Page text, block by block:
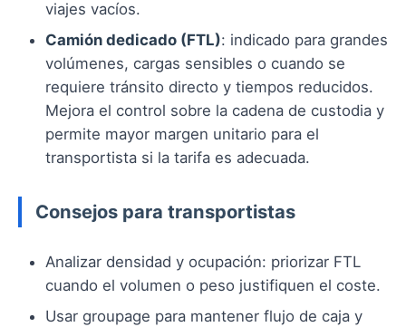
viajes vacíos.
Camión dedicado (FTL): indicado para grandes
volúmenes, cargas sensibles o cuando se
requiere tránsito directo y tiempos reducidos.
Mejora el control sobre la cadena de custodia y
permite mayor margen unitario para el
transportista si la tarifa es adecuada.
Consejos para transportistas
Analizar densidad y ocupación: priorizar FTL
cuando el volumen o peso justifiquen el coste.
Usar groupage para mantener flujo de caja y